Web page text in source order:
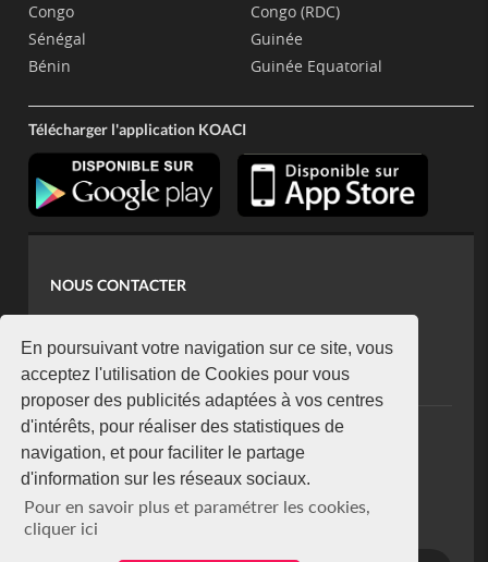
En poursuivant votre navigation sur ce site, vous
acceptez l'utilisation de Cookies pour vous
proposer des publicités adaptées à vos centres
d'intérêts, pour réaliser des statistiques de
navigation, et pour faciliter le partage
d'information sur les réseaux sociaux.
Pour en savoir plus et paramétrer les cookies,
cliquer ici
Congo
Sénégal
Bénin
Congo (RDC)
Guinée
Guinée Equatorial
Télécharger l'application KOACI
NOUS CONTACTER
koaci@yahoo.fr
+225 07 08 85 52 93
NEWSLETTER
Restez connecté via notre newsletter
S'abonner
Se désabonner